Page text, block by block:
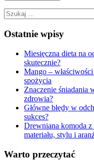
Szukaj:
Ostatnie wpisy
Miesięczna dieta na
skutecznie?
Mango –
spożycia
Znaczenie śniadania
zdrowia?
Główne błędy w
sukces?
Drewniana komoda
materiału, stylu i
Warto przeczytać